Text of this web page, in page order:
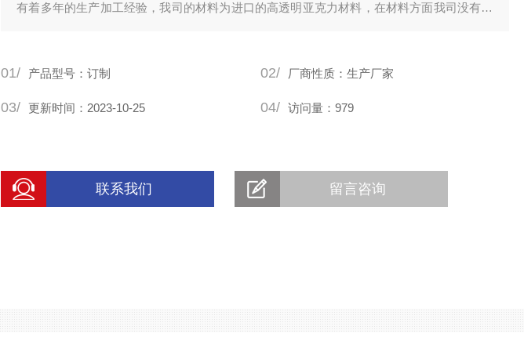
有着多年的生产加工经验，我司的材料为进口的高透明亚克力材料，在材料方面我司没有偷
让客户用到满意的产品。制作完成后，我司也是有着一套严格的工厂
01/ 产品型号：订制 02/ 厂商性质：生产厂家
03/ 更新时间：2023-10-25 04/ 访问量：979
联系我们 留言咨询